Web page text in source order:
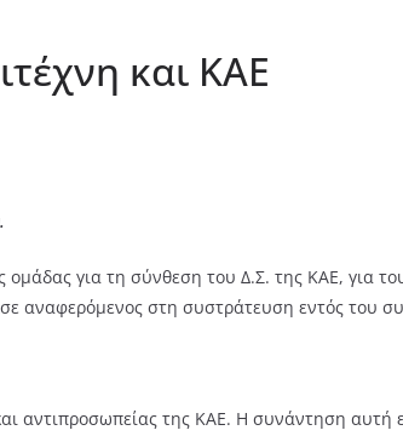
και ΚΑΕ
για τη σύνθεση του Δ.Σ. της ΚΑΕ, για
αναφερόμενος στη συστράτευση εντός του
αντιπροσωπείας της ΚΑΕ. Η συνάντηση αυτή